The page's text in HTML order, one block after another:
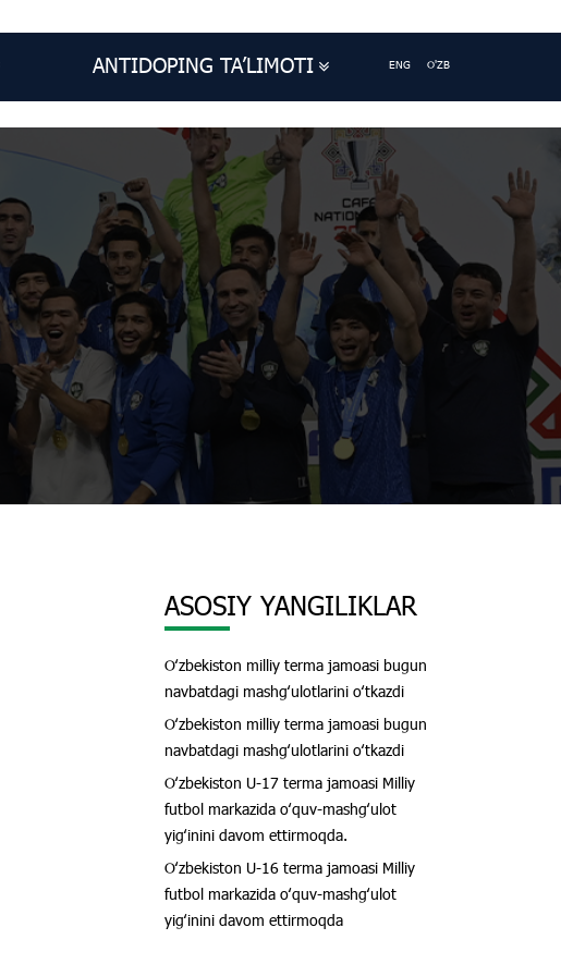
ANTIDOPING TA’LIMOTI ENG O'ZB
ASOSIY YANGILIKLAR
Oʻzbekiston milliy terma jamoasi bugun
navbatdagi mashgʻulotlarini oʻtkazdi
Oʻzbekiston milliy terma jamoasi bugun
navbatdagi mashgʻulotlarini oʻtkazdi
Oʻzbekiston U-17 terma jamoasi Milliy
futbol markazida oʻquv-mashgʻulot
yigʻinini davom ettirmoqda.
Oʻzbekiston U-16 terma jamoasi Milliy
futbol markazida oʻquv-mashgʻulot
yigʻinini davom ettirmoqda